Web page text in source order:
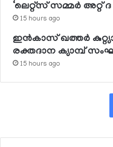
‘ലെറ്റ്‌സ് സമ്മര്‍ അറ്റ്
15 hours ago
ഇന്‍കാസ് ഖത്തര്‍
രക്തദാന ക്യാമ്പ്
15 hours ago